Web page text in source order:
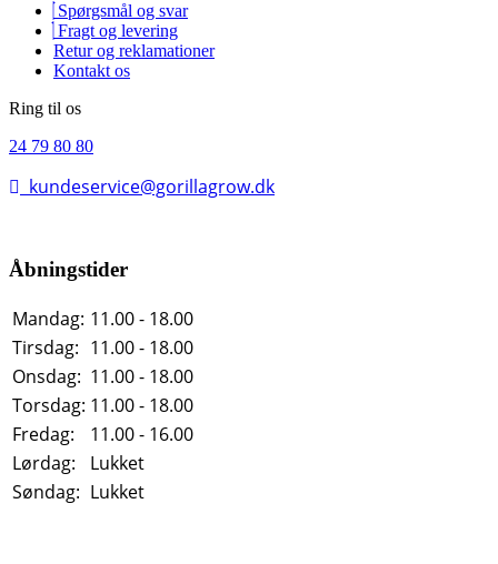
Spørgsmål og svar
Fragt og levering
Retur og reklamationer
Kontakt os
Ring til os
24 79 80 80
kundeservice@gorillagrow.dk
Åbningstider
Mandag: 11.00 - 18.00
Tirsdag: 11.00 - 18.00
Onsdag: 11.00 - 18.00
Torsdag: 11.00 - 18.00
Fredag:
11.00 - 16.00
Lørdag:
Lukket
Søndag: Lukket